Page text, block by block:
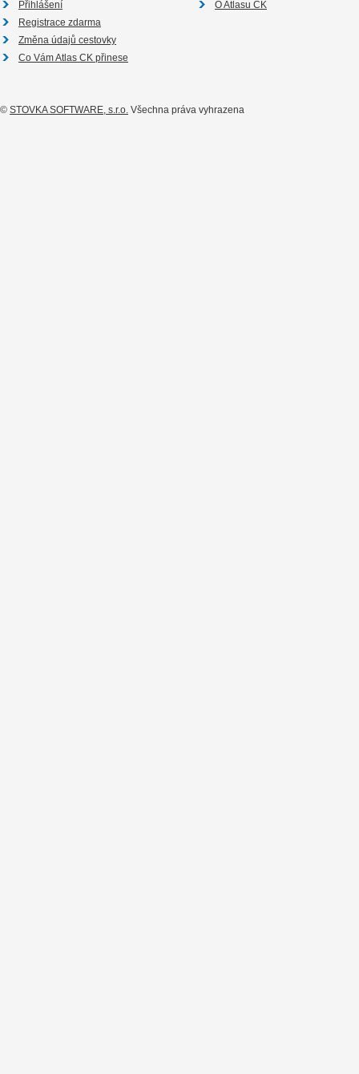
Přihlášení
Registrace zdarma
Změna údajů cestovky
Co Vám Atlas CK přinese
O Atlasu CK
© STOVKA SOFTWARE, s.r.o. Všechna práva vyhrazena